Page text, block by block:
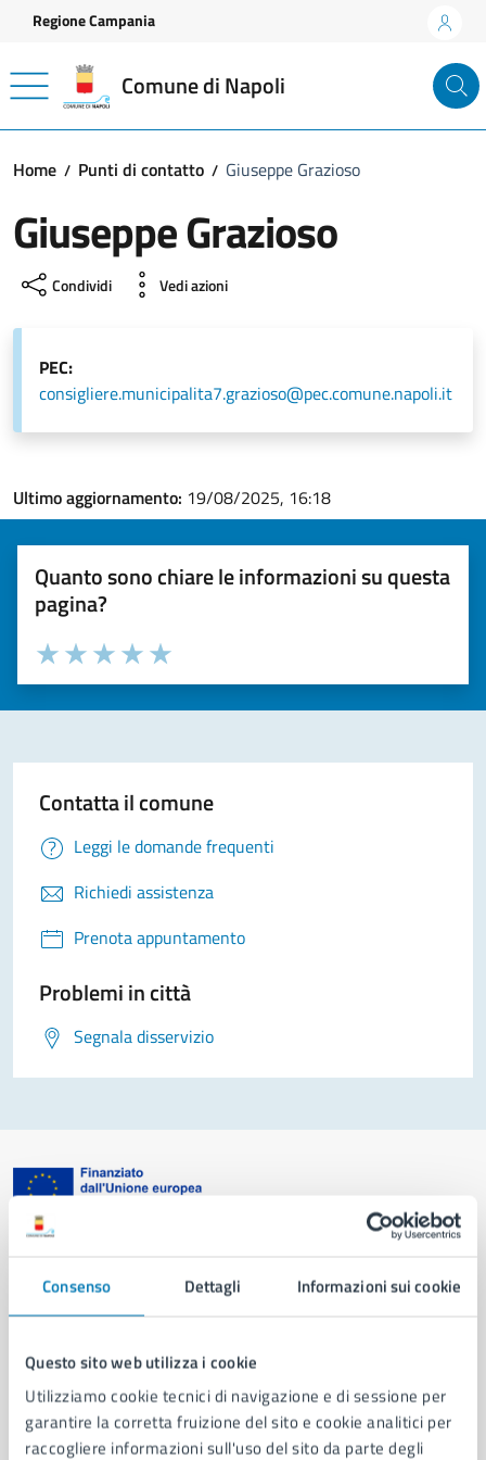
Consenso Dettagli Informazioni sui cookie
Questo sito web utilizza i cookie
Utilizziamo cookie tecnici di navigazione e di sessione per
garantire la corretta fruizione del sito e cookie analitici per
raccogliere informazioni sull'uso del sito da parte degli
Vai ai contenuti
Vai al footer
Regione Campania
Comune di Napoli
Home Punti di contatto Giuseppe Grazioso
Giuseppe Grazioso
Condividi Vedi azioni
PEC:
consigliere.municipalita7.grazioso@pec.comune.napoli.it
Ultimo aggiornamento: 19/08/2025, 16:18
Quanto sono chiare le informazioni su questa
pagina?
Valuta la chiarezza delle informazioni (da 1 a 5 stelle)
Seleziona il numero di stelle per valutare la chiarezza delle
Valuta 5 stelle su 5
Valuta 4 stelle su 5
Valuta 3 stelle su 5
Valuta 2 stelle su 5
Valuta 1 stelle su 5
Contatta il comune
Leggi le domande frequenti
Richiedi assistenza
Prenota appuntamento
Problemi in città
Segnala disservizio
AMMINISTRAZIONE
Organi di governo
Municipalità
Uffici
Enti e fondazioni